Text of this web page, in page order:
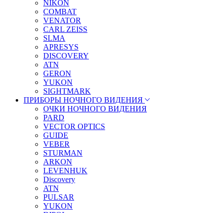
NIKON
COMBAT
VENATOR
CARL ZEISS
SLMA
APRESYS
DISCOVERY
ATN
GERON
YUKON
SIGHTMARK
ПРИБОРЫ НОЧНОГО ВИДЕНИЯ
ОЧКИ НОЧНОГО ВИДЕНИЯ
PARD
VECTOR OPTICS
GUIDE
VEBER
STURMAN
ARKON
LEVENHUK
Discovery
ATN
PULSAR
YUKON